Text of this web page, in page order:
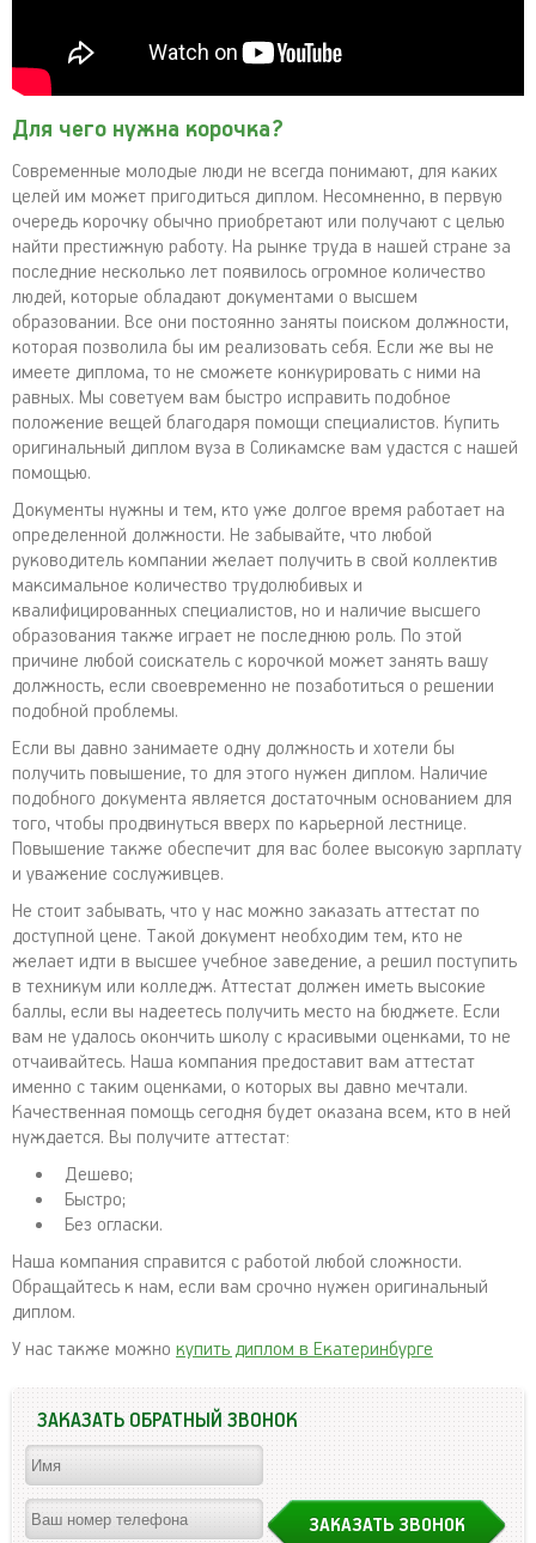
Для чего нужна корочка?
Современные молодые люди не всегда понимают, для каких
целей им может пригодиться диплом. Несомненно, в первую
очередь корочку обычно приобретают или получают с целью
найти престижную работу. На рынке труда в нашей стране за
последние несколько лет появилось огромное количество
людей, которые обладают документами о высшем
образовании. Все они постоянно заняты поиском должности,
которая позволила бы им реализовать себя. Если же вы не
имеете диплома, то не сможете конкурировать с ними на
равных. Мы советуем вам быстро исправить подобное
положение вещей благодаря помощи специалистов. Купить
оригинальный диплом вуза в Соликамске вам удастся с нашей
помощью.
Документы нужны и тем, кто уже долгое время работает на
определенной должности. Не забывайте, что любой
руководитель компании желает получить в свой коллектив
максимальное количество трудолюбивых и
квалифицированных специалистов, но и наличие высшего
образования также играет не последнюю роль. По этой
причине любой соискатель с корочкой может занять вашу
должность, если своевременно не позаботиться о решении
подобной проблемы.
Если вы давно занимаете одну должность и хотели бы
получить повышение, то для этого нужен диплом. Наличие
подобного документа является достаточным основанием для
того, чтобы продвинуться вверх по карьерной лестнице.
Повышение также обеспечит для вас более высокую зарплату
и уважение сослуживцев.
Не стоит забывать, что у нас можно заказать аттестат по
доступной цене. Такой документ необходим тем, кто не
желает идти в высшее учебное заведение, а решил поступить
в техникум или колледж. Аттестат должен иметь высокие
баллы, если вы надеетесь получить место на бюджете. Если
вам не удалось окончить школу с красивыми оценками, то не
отчаивайтесь. Наша компания предоставит вам аттестат
именно с таким оценками, о которых вы давно мечтали.
Качественная помощь сегодня будет оказана всем, кто в ней
нуждается. Вы получите аттестат:
Дешево;
Быстро;
Без огласки.
Наша компания справится с работой любой сложности.
Обращайтесь к нам, если вам срочно нужен оригинальный
диплом.
У нас также можно купить диплом в Екатеринбурге
ЗАКАЗАТЬ ОБРАТНЫЙ ЗВОНОК